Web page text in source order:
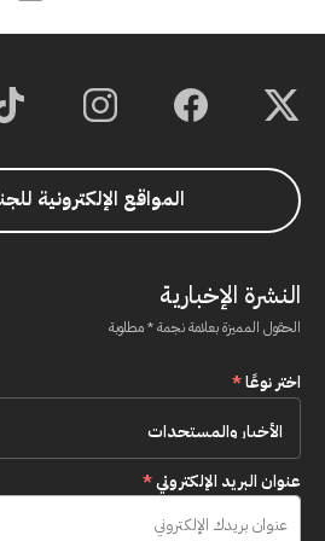
المواقع الإلكترونية
النشرة الإخبارية
الحقول المميزة بعلامة نجمة * مطلوبة
اختر نوعًا*
عنوان البريد الإلكتروني*